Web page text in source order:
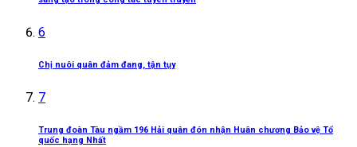
6
Chị nuôi quân đảm đang, tận tụy
7
Trung đoàn Tàu ngầm 196 Hải quân đón nhận Huân chương Bảo vệ Tổ
quốc hạng Nhất